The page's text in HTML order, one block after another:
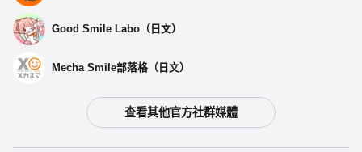
Good Smile Labo（日文）
Mecha Smile部落格（日文）
查看其他官方社群媒體